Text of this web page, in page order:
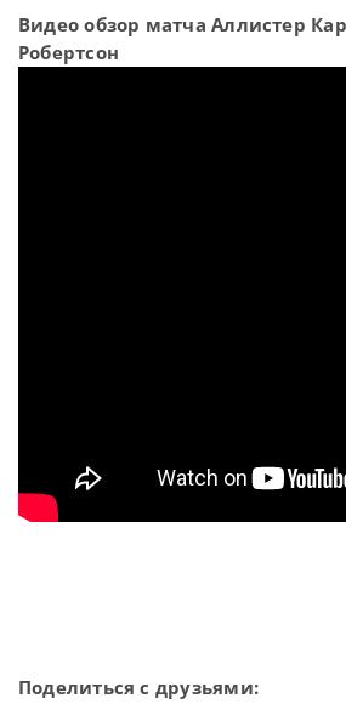
Видео обзор матча Аллистер
Робертсон
Поделиться с друзьями: